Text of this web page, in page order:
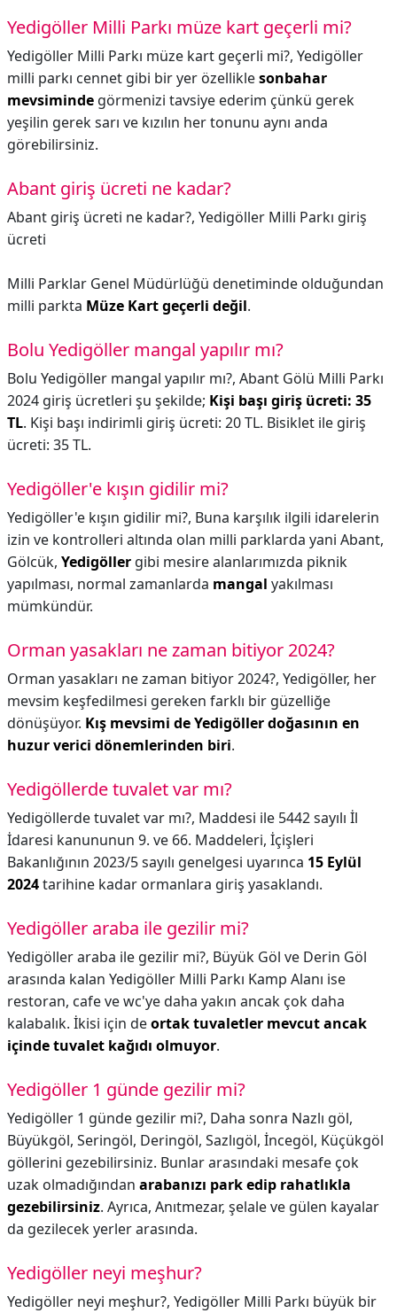
Yedigöller Milli Parkı müze kart geçerli mi?
Yedigöller Milli Parkı müze kart geçerli mi?, Yedigöller
milli parkı cennet gibi bir yer özelliklesonbahar
mevsiminde görmenizi tavsiye ederim çünkü gerek
yeşilin gerek sarı ve kızılın her tonunu aynı anda
görebilirsiniz.
Abant giriş ücreti ne kadar?
Abant giriş ücreti ne kadar?, Yedigöller Milli Parkı giriş
ücreti
Milli Parklar Genel Müdürlüğü denetiminde olduğundan
milli parkta Müze Kart geçerli değil.
Bolu Yedigöller mangal yapılır mı?
Bolu Yedigöller mangal yapılır mı?, Abant Gölü Milli Parkı
2024 giriş ücretleri şu şekilde; Kişi başı giriş ücreti: 35
TL. Kişi başı indirimli giriş ücreti: 20 TL. Bisiklet ile giriş
ücreti: 35 TL.
Yedigöller'e kışın gidilir mi?
Yedigöller'e kışın gidilir mi?, Buna karşılık ilgili idarelerin
izin ve kontrolleri altında olan milli parklarda yani Abant,
Gölcük, Yedigöller gibi mesire alanlarımızda piknik
yapılması, normal zamanlarda mangal yakılması
mümkündür.
Orman yasakları ne zaman bitiyor 2024?
Orman yasakları ne zaman bitiyor 2024?, Yedigöller, her
mevsim keşfedilmesi gereken farklı bir güzelliğe
dönüşüyor. Kış mevsimi de Yedigöller doğasının en
huzur verici dönemlerinden biri.
Yedigöllerde tuvalet var mı?
Yedigöllerde tuvalet var mı?, Maddesi ile 5442 sayılı İl
İdaresi kanununun 9. ve 66. Maddeleri, İçişleri
Bakanlığının 2023/5 sayılı genelgesi uyarınca 15 Eylül
2024tarihine kadar ormanlara giriş yasaklandı.
Yedigöller araba ile gezilir mi?
Yedigöller araba ile gezilir mi?, Büyük Göl ve Derin Göl
arasında kalan Yedigöller Milli Parkı Kamp Alanı ise
restoran, cafe ve wc'ye daha yakın ancak çok daha
kalabalık. İkisi için deortak tuvaletler mevcut ancak
içinde tuvalet kağıdı olmuyor.
Yedigöller 1 günde gezilir mi?
Yedigöller 1 günde gezilir mi?, Daha sonra Nazlı göl,
Büyükgöl, Seringöl, Deringöl, Sazlıgöl, İncegöl, Küçükgöl
göllerini gezebilirsiniz. Bunlar arasındaki mesafe çok
uzak olmadığından arabanızı park edip rahatlıkla
gezebilirsiniz. Ayrıca, Anıtmezar, şelale ve gülen kayalar
da gezilecek yerler arasında.
Yedigöller neyi meşhur?
Yedigöller neyi meşhur?, Yedigöller Milli Parkı büyük bir